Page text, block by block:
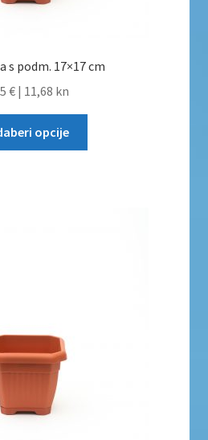
s podm. 17×17 cm
€ | 11,68 kn
opcije